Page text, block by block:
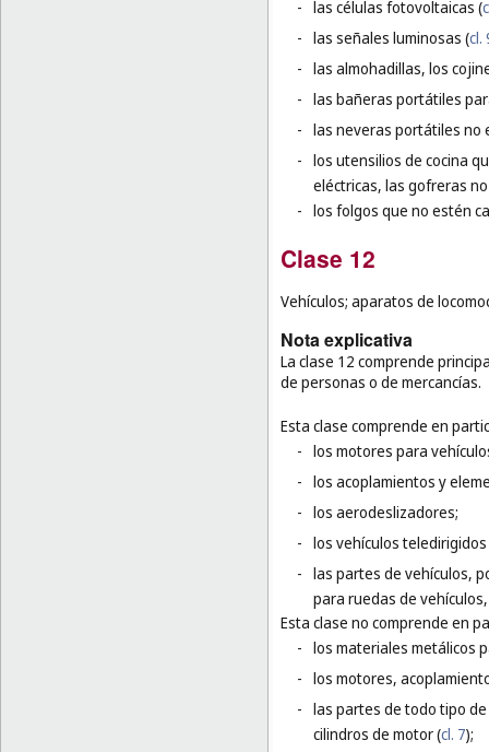
- las células fotovoltaicas (
- las señales luminosas (cl.
- las almohadillas, los
- las bañeras portátiles
- las neveras portátiles no
- los utensilios de cocina
eléctricas, las gofreras
- los folgos que no estén
Clase 12
Vehículos; aparatos de
Nota explicativa
La clase 12 comprende
de personas o de mercancías.
Esta clase comprende en
- los motores para
- los acoplamientos y
- los aerodeslizadores;
- los vehículos
- las partes de vehículos,
para ruedas de
Esta clase no comprende en
- los materiales metálicos
- los motores,
- las partes de todo tipo
cilindros de motor (cl. 7);